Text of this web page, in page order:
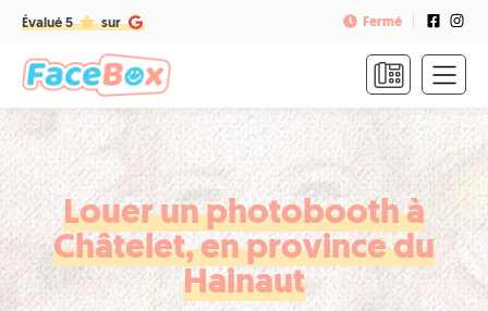
Évalué 5 sur Fermé
ACCUEIL
FORMULES
TARIFS
FAQ
CONTACT
Louer un photobooth à
Châtelet, en province du
Hainaut